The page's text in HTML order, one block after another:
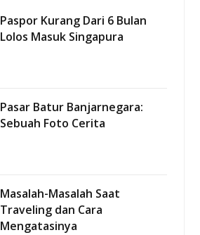
Paspor Kurang Dari 6 Bulan
Lolos Masuk Singapura
Pasar Batur Banjarnegara:
Sebuah Foto Cerita
Masalah-Masalah Saat
Traveling dan Cara
Mengatasinya